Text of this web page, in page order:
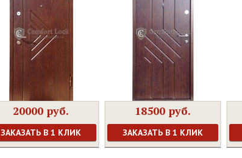
20000 руб.
ЗАКАЗАТЬ В 1 КЛИК
18500 руб.
ЗАКАЗАТЬ В 1 КЛИК